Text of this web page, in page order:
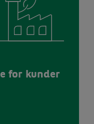
for kunder